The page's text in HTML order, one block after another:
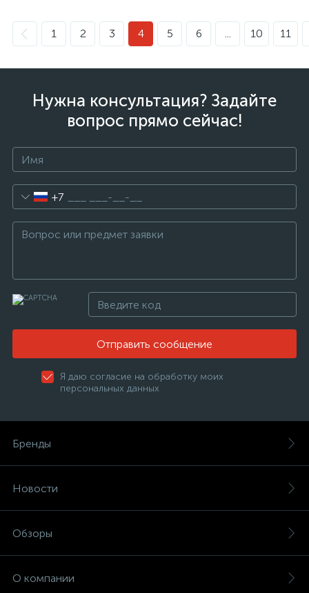
1 2 3 4 5 6 ... 10 11
Нужна консультация? Задайте
вопрос прямо сейчас!
+7
Отправить сообщение
Я даю согласие на обработку моих
персональных данных
Бренды
Новости
Обзоры
О компании